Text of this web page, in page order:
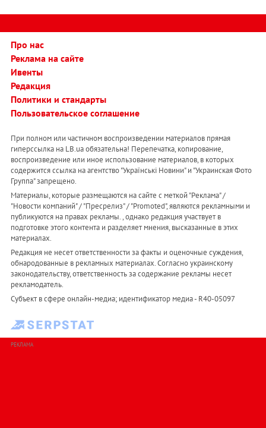
Про нас
Реклама на сайте
Ивенты
Редакция
Политики и стандарты
Пользовательское соглашение
При полном или частичном воспроизведении материалов прямая
гиперссылка на LB.ua обязательна! Перепечатка, копирование,
воспроизведение или иное использование материалов, в которых
содержится ссылка на агентство "Українськi Новини" и "Украинская Фото
Группа" запрещено.
Материалы, которые размещаются на сайте с меткой "Реклама" /
"Новости компаний" / "Пресрелиз" / "Promoted", являются рекламными и
публикуются на правах рекламы. , однако редакция участвует в
подготовке этого контента и разделяет мнения, высказанные в этих
материалах.
Редакция не несет ответственности за факты и оценочные суждения,
обнародованные в рекламных материалах. Согласно украинскому
законодательству, ответственность за содержание рекламы несет
рекламодатель.
Субъект в сфере онлайн-медиа; идентификатор медиа - R40-05097
РЕКЛАМА